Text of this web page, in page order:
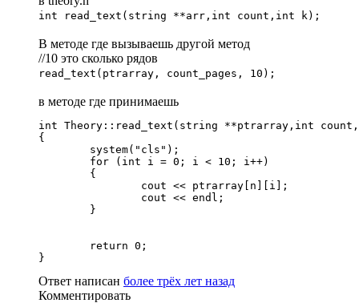
int read_text(string **arr,int count,int k);
В методе где вызываешь другой метод
//10 это сколько рядов
read_text(ptrarray, count_pages, 10);
в методе где принимаешь
int Theory::read_text(string **ptrarray,int
{
}
Ответ написан более трёх лет назад
Комментировать